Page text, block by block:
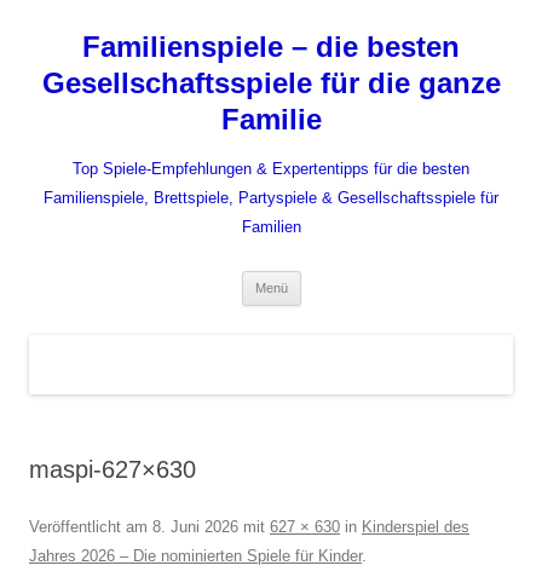
springenFamilienspiele – die besten
Gesellschaftsspiele für die ganze
Familie
Top Spiele-Empfehlungen & Expertentipps für die besten
Familienspiele, Brettspiele, Partyspiele & Gesellschaftsspiele für
Familien
Menü
maspi-627×630
Veröffentlicht am 8. Juni 2026 mit 627 × 630 in Kinderspiel des
Jahres 2026 – Die nominierten Spiele für Kinder.